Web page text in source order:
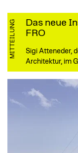
MITTEILUNG
Das neue
FRO
Sigi Atteneder,
Architektur, im